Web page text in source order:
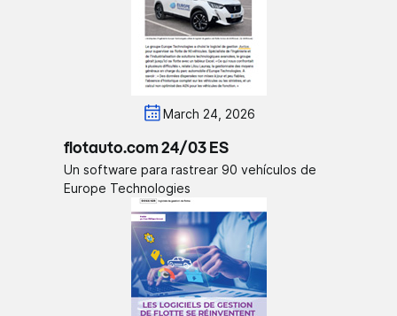
March 24, 2026
flotauto.com 24/03 ES
Un software para rastrear 90 vehículos de
Europe Technologies